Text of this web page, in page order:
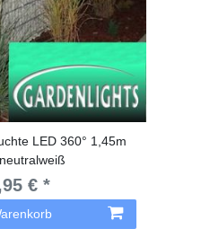
LED 360° 1,45m
€ *